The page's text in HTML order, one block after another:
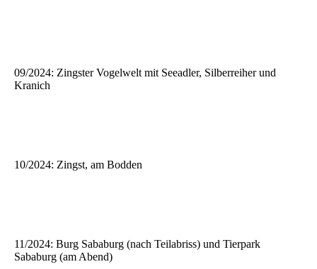
09/2024: Zingster Vogelwelt mit Seeadler, Silberreiher und
Kranich
10/2024: Zingst, am Bodden
11/2024: Burg Sababurg (nach Teilabriss) und Tierpark
Sababurg (am Abend)